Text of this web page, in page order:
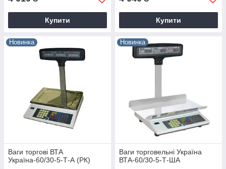
Купити Купити
Новинка
Ваги торгові ВТА
Україна-60/30-5-Т-А (РК)
Новинка
Ваги торговельні Україна
ВТА-60/30-5-Т-ША